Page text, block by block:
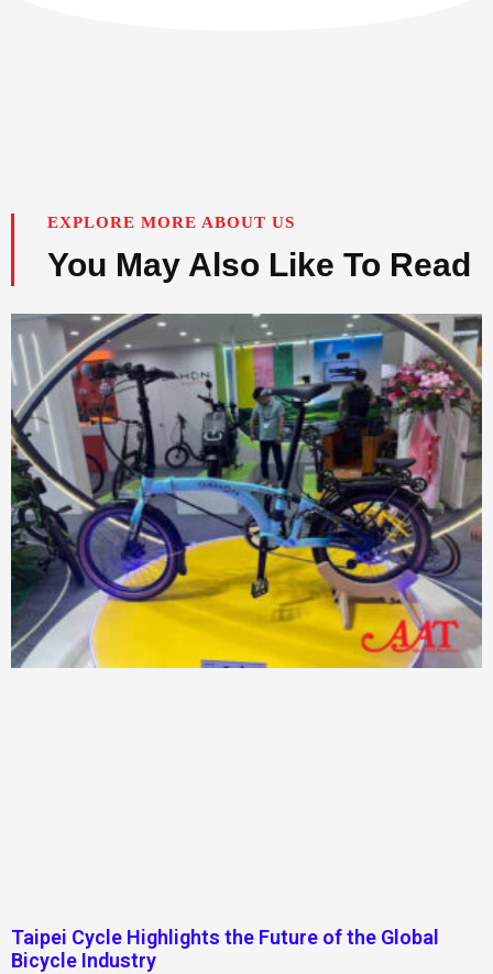
EXPLORE MORE ABOUT US
You May Also Like To Read
Taipei Cycle Highlights the Future of the Global
Bicycle Industry